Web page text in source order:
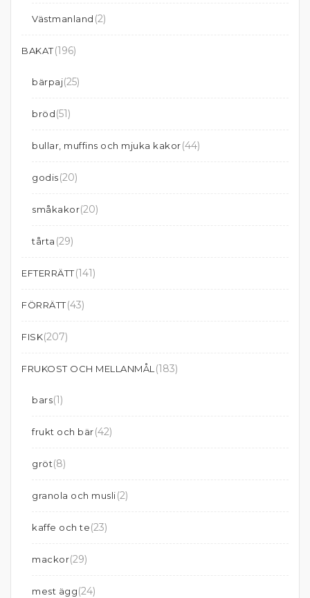
Västmanland (2)
BAKAT(196)
bärpaj(25)
bröd(51)
bullar, muffins och mjuka kakor(44)
godis(20)
småkakor(20)
tårta (29)
EFTERRÄTT(141)
FÖRRÄTT(43)
FISK(207)
FRUKOST OCH MELLANMÅL (183)
bars(1)
frukt och bär(42)
gröt(8)
granola och musli(2)
kaffe och te(23)
mackor(29)
mest ägg(24)